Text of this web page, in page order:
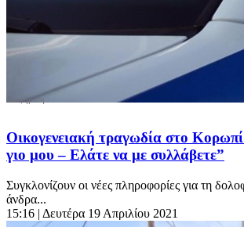
Οικογενειακή τραγωδία στο
γιο μου – Ελάτε να με συλλάβετε”
Συγκλονίζουν οι νέες πληροφορίες για τη
άνδρα...
15:16 | Δευτέρα 19 Απριλίου 2021